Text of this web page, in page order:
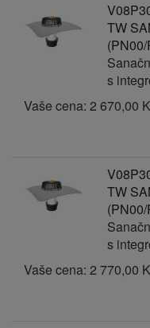
TW
s
Vaše cena: 2 670,00
TW
s
Vaše cena: 2 770,00